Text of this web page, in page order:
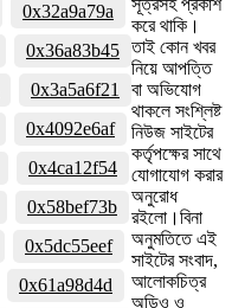
0x32a9a79a
0x36a83b45
0x3a5a6f21
0x4092e6af
0x4ca12f54
0x58bef73b
0x5dc55eef
0x61a98d4d
করে থাকি।
তাই কোন খবর
নিয়ে আপত্তি
বা অভিযোগ
থাকলে সংশ্লিষ্ট
নিউজ সাইটের
কর্তৃপক্ষের সাথে
যোগাযোগ করার
অনুরোধ
রইলো।বিনা
অনুমতিতে এই
সাইটের সংবাদ,
আলোকচিত্র
অডিও ও